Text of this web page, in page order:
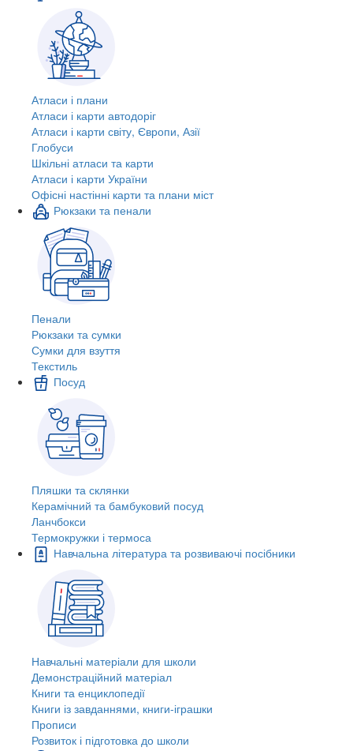
Атласи і плани
Атласи і карти автодоріг
Атласи і карти світу, Європи, Азії
Глобуси
Шкільні атласи та карти
Атласи і карти України
Офісні настінні карти та плани міст
Рюкзаки та пенали
Пенали
Рюкзаки та сумки
Сумки для взуття
Текстиль
Посуд
Пляшки та склянки
Керамічний та бамбуковий посуд
Ланчбокси
Термокружки і термоса
Навчальна література та розвиваючі посібники
Навчальні матеріали для школи
Демонстраційний матеріал
Книги та енциклопедії
Книги із завданнями, книги-іграшки
Прописи
Розвиток і підготовка до школи